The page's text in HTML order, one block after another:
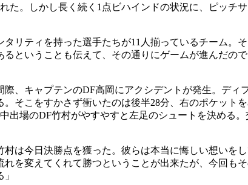
た。しかし長く続く1点ビハインドの状況に、ピッチ
リティを持った選手たちが11人揃っているチーム。
ということも伝えて、その通りにゲームが進んだの
キャプテンのDF高岡にアクシデントが発生。ディ
そこをすかさず衝いたのは後半28分、右のポケット
出場のDF竹村がやすやすと左足のシュートを決める
は今日決勝点を獲った。彼らは本当に悔しい想いを
を変えてくれて勝つということが出来たが、今回も